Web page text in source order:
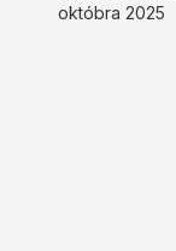
októbra 2025